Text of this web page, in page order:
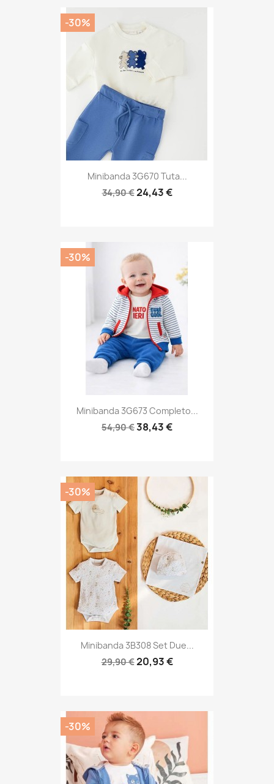
Minibanda 3G670 Tuta...
34,90 €24,43 €
-30%
Minibanda 3G673 Completo...
54,90 €38,43 €
-30%
Minibanda 3B308 Set Due...
29,90 €20,93 €
-30%
-30%